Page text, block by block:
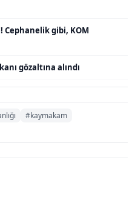
gibi, KOM
gözaltına alındı
#kaymakam